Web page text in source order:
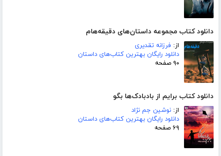
دانلود کتاب مجموعه داستان‌های دقیقه‌هام
از: فرزانه تقدیری
دانلود رایگان بهترین کتاب‌های داستان
۹۰ صفحه
دانلود کتاب برایم از بادبادک‌ها بگو
از: نوشین جم نژاد
دانلود رایگان بهترین کتاب‌های داستان
۶۹ صفحه